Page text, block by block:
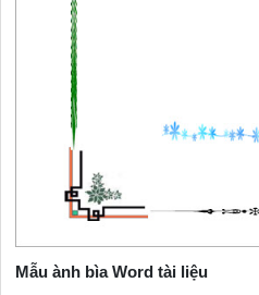
Mẫu ành bìa Word tài liệu